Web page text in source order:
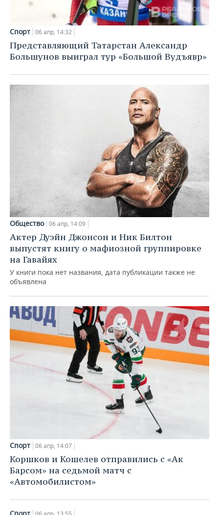
Спорт 06 апр, 14:32
Представляющий Татарстан Александр
Большунов выиграл тур «Большой Вудъявр»
Общество 06 апр, 14:09
Актер Дуэйн Джонсон и Ник Билтон
выпустят книгу о мафиозной группировке
на Гавайях
У книги пока нет названия, дата публикации также не
объявлена
Спорт 06 апр, 14:07
Коршков и Кошелев отправились с «Ак
Барсом» на седьмой матч с
«Автомобилистом»